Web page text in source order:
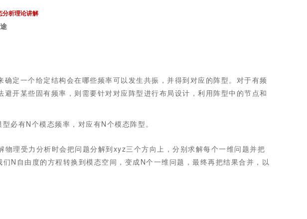
分析理论讲解
定一个给定结构会在哪些频率可以发生共振，并得到对应的阵型。对于有频
开某些固有频率，则需要针对对应阵型进行布局设计，利用阵型中的节点和
必有N个模态频率，对应有N个模态阵型。
理受力分析时会把问题分解到xyz三个方向上，分别求解每个一维问题并把
N自由度的方程转换到模态空间，变成N个一维问题，最终再把结果合并，以